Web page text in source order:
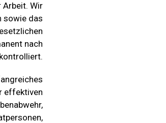
Wir
sowie das
nach
effektiven